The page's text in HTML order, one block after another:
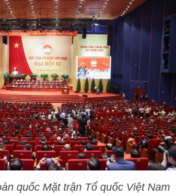
quốc Mặt trận Tổ quốc Việt Nam